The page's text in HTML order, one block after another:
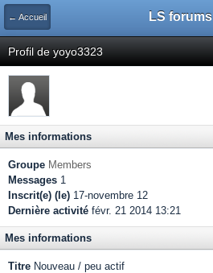
← Accueil LS forums
Profil de yoyo3323
Mes informations
Groupe Members
Messages 1
Inscrit(e) (le) 17-novembre 12
Dernière activité févr. 21 2014 13:21
Mes informations
Titre Nouveau / peu actif